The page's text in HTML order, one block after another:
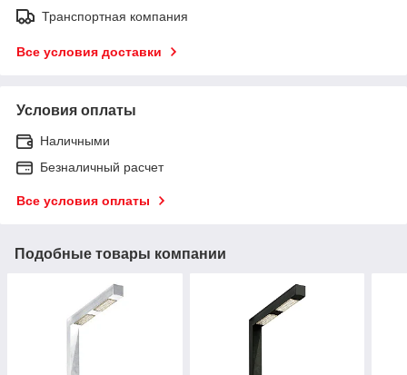
Транспортная компания
Все условия доставки
Условия оплаты
Наличными
Безналичный расчет
Все условия оплаты
Подобные товары компании